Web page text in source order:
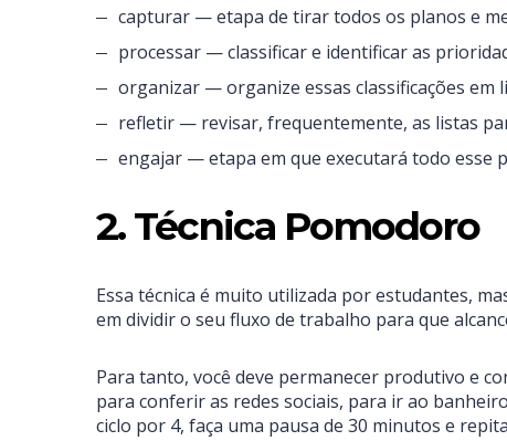
capturar — etapa de tirar todos os planos e
processar — classificar e identificar as
organizar — organize essas classificações em
refletir — revisar, frequentemente, as listas
engajar — etapa em que executará todo esse
2. Técnica Pomodoro
Essa técnica é muito utilizada por estudantes,
em dividir o seu fluxo de trabalho para que
Para tanto, você deve permanecer produtivo e
para conferir as redes sociais, para ir ao
ciclo por 4, faça uma pausa de 30 minutos e